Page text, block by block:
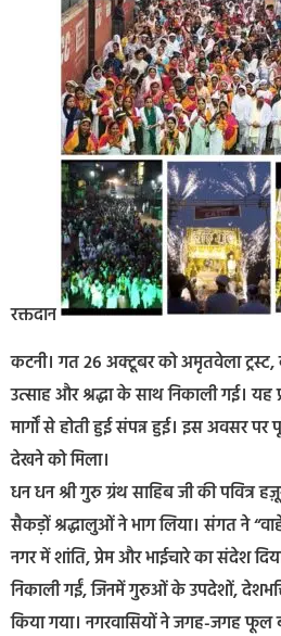
रक्तदान
कटनी। गत 26 अक्टूबर को अमृतवेला ट्रस्ट,
उत्साह और श्रद्धा के साथ निकाली गई। यह
मार्गों से होती हुई संपन्न हुई। इस अवसर पर
देखने को मिला।
धन धन श्री गुरु ग्रंथ साहिब जी की पवित्र
सैकड़ों श्रद्धालुओं ने भाग लिया। संगत ने
नगर में शांति, प्रेम और भाईचारे का संदेश
निकाली गईं, जिनमें गुरुओं के उपदेशों,
किया गया। नगरवासियों ने जगह-जगह फूल